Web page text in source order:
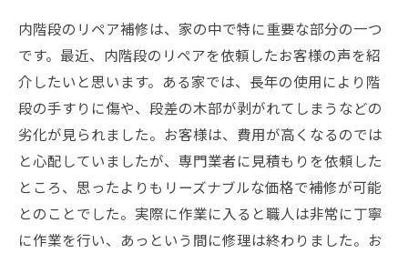
内階段のリペア補修は、家の中で特に重要な部分の一つ
です。最近、内階段のリペアを依頼したお客様の声を紹
介したいと思います。ある家では、長年の使用により階
段の手すりに傷や、段差の木部が剥がれてしまうなどの
劣化が見られました。お客様は、費用が高くなるのでは
と心配していましたが、専門業者に見積もりを依頼した
ところ、思ったよりもリーズナブルな価格で補修が可能
とのことでした。実際に作業に入ると職人は非常に丁寧
に作業を行い、あっという間に修理は終わりました。お